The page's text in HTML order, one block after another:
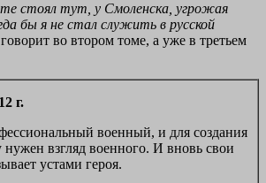
стоял тут, у Смоленска, угрожая
бы я не стал служить в русской
во втором томе, а уже в третьем
г.
военный, и для создания
нужен взгляд военного. И вновь свои
устами героя.